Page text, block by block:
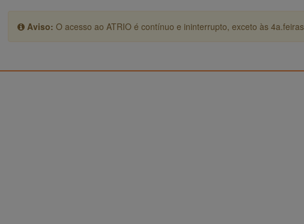
Aviso: O acesso ao ATRIO é contínuo e ininterrupto, exceto às